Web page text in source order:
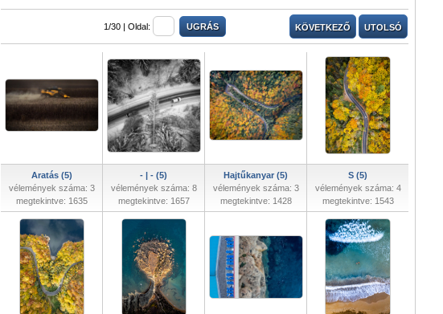
1/30 | Oldal: KÖVETKEZŐ UTOLSÓ
Aratás (5)
vélemények száma: 3
megtekintve: 1635
- | - (5)
vélemények száma: 8
megtekintve: 1657
Hajtűkanyar (5)
vélemények száma: 3
megtekintve: 1428
S (5)
vélemények száma: 4
megtekintve: 1543